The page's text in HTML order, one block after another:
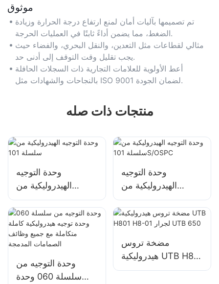
موثوق
تم تصميمها بآليات أمان لمنع ارتفاع درجة الحرارة وزيادة
الضغط، مما يضمن أداءً ثابتًا في العمليات الحرجة.
مثالي لقطاعات مثل التعدين، والنقل البحري، والفضاء حيث
يجب تقليل وقت التوقف إلى أدنى حد.
أعط الأولوية للعلامات التجارية ذات السجلات الحافلة
بالنجاحات والشهادات مثل ISO 9001 لضمان الجودة.
منتجات ذات صله
وحدة التوجيه
الهيدروليكية من
سلسلة 101
وحدة التوجيه
الهيدروليكية من
سلسلة 101S/OSPC
وحدة التوجيه من
سلسلة 060 وحدة
مضخة تروس
هيدروليكية UTB H801
H8-01 لجرار UTB